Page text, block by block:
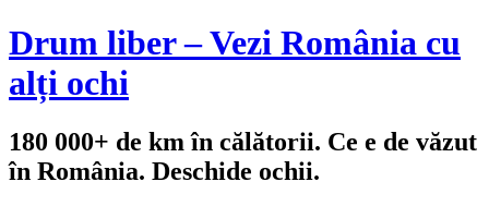
Drum liber – Vezi România cu
alți ochi
180 000+ de km în călătorii. Ce e de văzut
în România. Deschide ochii.